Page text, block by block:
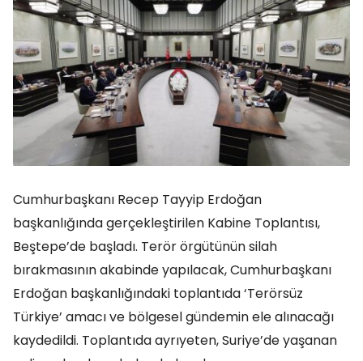
Cumhurbaşkanı Recep Tayyip Erdoğan
başkanlığında gerçekleştirilen Kabine Toplantısı,
Beştepe’de başladı. Terör örgütünün silah
bırakmasının akabinde yapılacak, Cumhurbaşkanı
Erdoğan başkanlığındaki toplantıda ‘Terörsüz
Türkiye’ amacı ve bölgesel gündemin ele alınacağı
kaydedildi. Toplantıda ayrıyeten, Suriye’de yaşanan